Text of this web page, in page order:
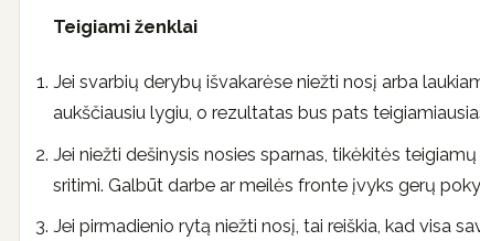
Teigiami ženklai
Jei svarbių derybų išvakarėse niežti nosį arba
aukščiausiu lygiu, o rezultatas bus pats
Jei niežti dešinysis nosies sparnas, tikėkitės
sritimi. Galbūt darbe ar meilės fronte įvyks gerų
Jei pirmadienio rytą niežti nosį, tai reiškia, kad visa